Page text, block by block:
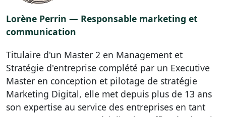
Lorène Perrin — Responsable marketing et
communication
Titulaire d'un Master 2 en Management et
Stratégie d'entreprise complété par un Executive
Master en conception et pilotage de stratégie
Marketing Digital, elle met depuis plus de 13 ans
son expertise au service des entreprises en tant